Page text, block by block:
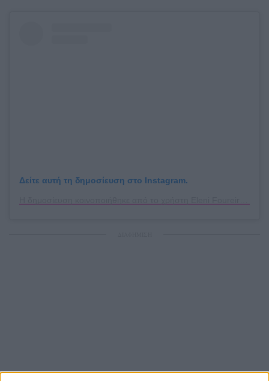
Δείτε αυτή τη δημοσίευση στο Instagram.